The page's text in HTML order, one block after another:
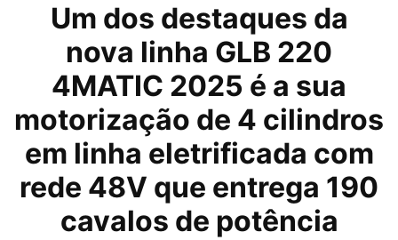
Um dos destaques da
nova linha GLB 220
4MATIC 2025 é a sua
motorização de 4 cilindros
em linha eletrificada com
rede 48V que entrega 190
cavalos de potência